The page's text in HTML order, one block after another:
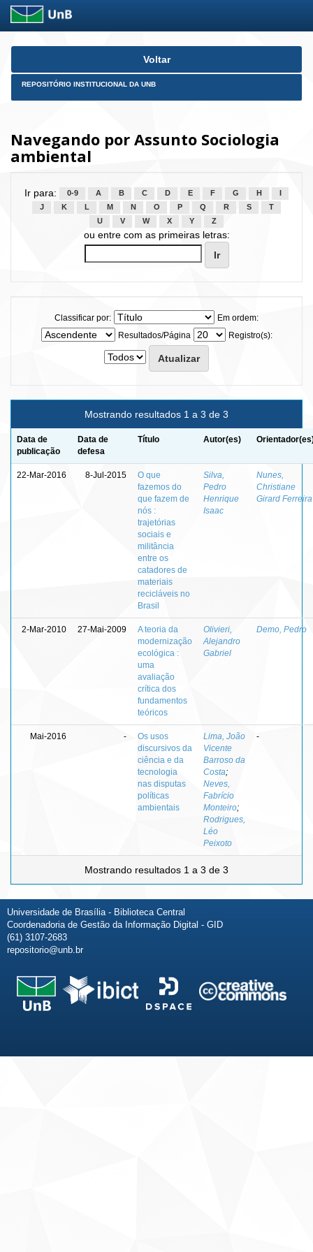
Skip
Voltar
REPOSITÓRIO INSTITUCIONAL DA UNB
Navegando por Assunto Sociologia
ambiental
Ir para: 0-9 A B C D E F G H
J
K L M N O P Q R S
T
U
V W X Y Z
ou entre com as primeiras letras:
Classificar por:
Em ordem:
Resultados/Página
Registro(s):
Mostrando resultados 1 a 3 de 3
Data de
publicação
Data de
defesa
Título Autor(es)
22-Mar-2016 8-Jul-2015
O que
fazemos do
que fazem de
nós :
trajetórias
sociais e
militância
entre os
catadores de
materiais
recicláveis no
Brasil
Silva,
Pedro
Henrique
Isaac
Nunes,
Christiane
Girard Ferreira
2-Mar-2010 27-Mai-2009
A teoria da
modernização
ecológica :
uma
avaliação
crítica dos
fundamentos
teóricos
Olivieri,
Alejandro
Gabriel
Demo, Pedro
Mai-2016 -
Os usos
discursivos da
ciência e da
tecnologia
nas disputas
políticas
ambientais
Lima, João
Vicente
Barroso da
Costa;
Neves,
Fabrício
Monteiro;
Rodrigues,
Léo
Peixoto
-
Mostrando resultados 1 a 3 de 3
Universidade de Brasília - Biblioteca Central
Coordenadoria de Gestão da Informação Digital - GID
(61) 3107-2683
repositorio@unb.br